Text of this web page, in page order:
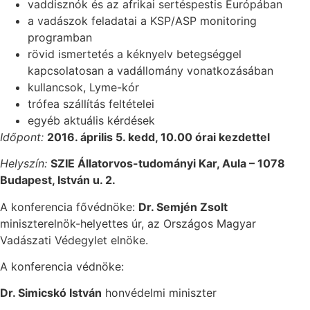
vaddisznók és az afrikai sertéspestis Európában
a vadászok feladatai a KSP/ASP monitoring
programban
rövid ismertetés a kéknyelv betegséggel
kapcsolatosan a vadállomány vonatkozásában
kullancsok, Lyme-kór
trófea szállítás feltételei
egyéb aktuális kérdések
Időpont: 2016. április 5. kedd, 10.00 órai kezdettel
Helyszín: SZIE Állatorvos-tudományi Kar, Aula – 1078
Budapest, István u. 2.
A konferencia fővédnöke: Dr. Semjén Zsolt
miniszterelnök-helyettes úr, az Országos Magyar
Vadászati Védegylet elnöke.
A konferencia védnöke:
Dr. Simicskó István honvédelmi miniszter